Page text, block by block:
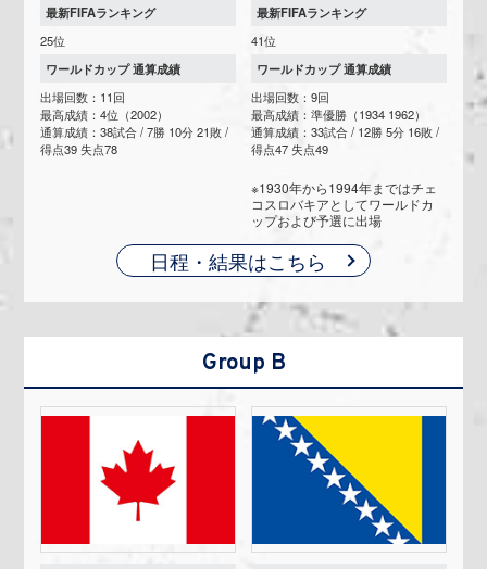
最新FIFAランキング
25位
ワールドカップ 通算成績
出場回数：11回
最高成績：4位（2002）
通算成績：38試合 / 7勝 10分 21敗 /
得点39 失点78
最新FIFAランキング
41位
ワールドカップ 通算成績
出場回数：9回
最高成績：準優勝（1934 1962）
通算成績：33試合 / 12勝 5分 16敗 /
得点47 失点49
※1930年から1994年まではチェ
コスロバキアとしてワールドカ
ップおよび予選に出場
日程・結果はこちら
Group B